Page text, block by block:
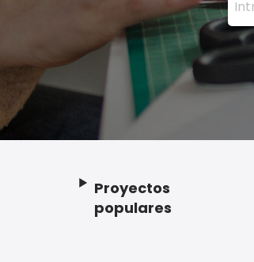
Proyectos
populares